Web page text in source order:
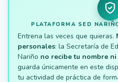
PLATAFORMA SED
Entrena las veces que quieras.
personales: la Secretaría de
Nariño no recibe tu nombre
guarda únicamente en este
tu actividad de práctica de